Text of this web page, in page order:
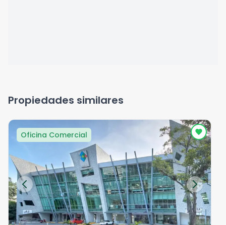
Propiedades similares
Oficina Comercial